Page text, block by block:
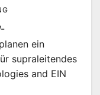
ein
supraleitendes
and EIN